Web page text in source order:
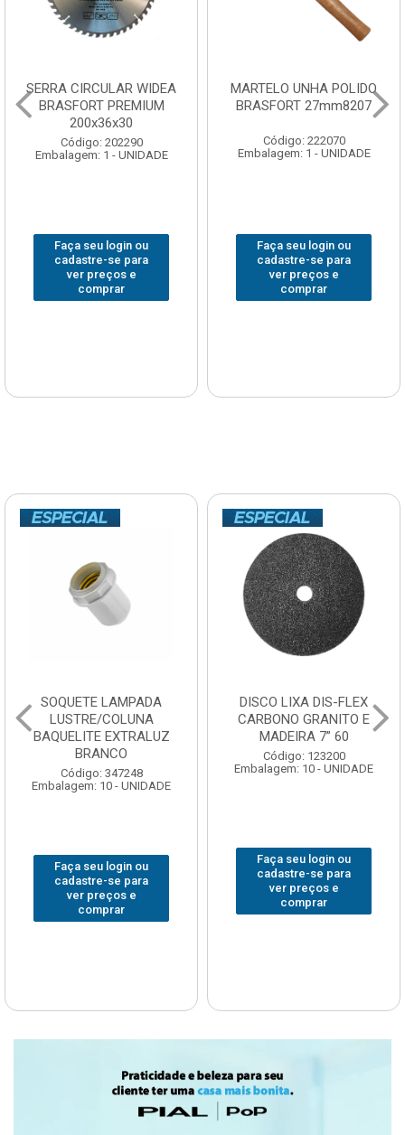
SERRA CIRCULAR WIDEA
BRASFORT PREMIUM
200x36x30
Código: 202290
Embalagem: 1 - UNIDADE
Faça seu login ou
cadastre-se para
ver preços e
comprar
MARTELO UNHA POLIDO
BRASFORT 27mm8207
Código: 222070
Embalagem: 1 - UNIDADE
Faça seu login ou
cadastre-se para
ver preços e
comprar
SOQUETE LAMPADA
LUSTRE/COLUNA
BAQUELITE EXTRALUZ
BRANCO
Código: 347248
Embalagem: 10 - UNIDADE
Faça seu login ou
cadastre-se para
ver preços e
comprar
DISCO LIXA DIS-FLEX
CARBONO GRANITO E
MADEIRA 7” 60
Código: 123200
Embalagem: 10 - UNIDADE
Faça seu login ou
cadastre-se para
ver preços e
comprar